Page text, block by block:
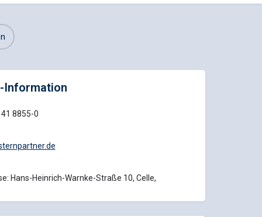
Information
8855-0
Hans-Heinrich-Warnke-Straße 10, Celle,